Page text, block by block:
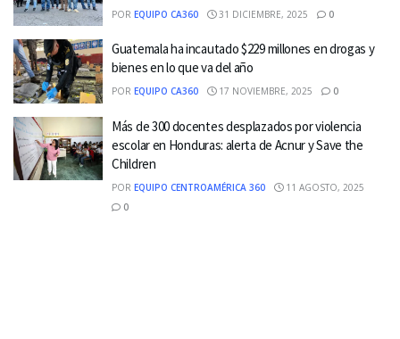
POR EQUIPO CA360 31 DICIEMBRE, 2025 0
Guatemala ha incautado $229 millones en drogas y
bienes en lo que va del año
POR EQUIPO CA360 17 NOVIEMBRE, 2025 0
Más de 300 docentes desplazados por violencia
escolar en Honduras: alerta de Acnur y Save the
Children
POR EQUIPO CENTROAMÉRICA 360
11 AGOSTO, 2025
0